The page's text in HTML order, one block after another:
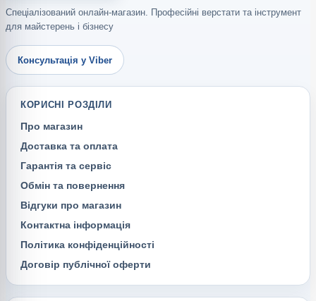
Спеціалізований онлайн-магазин. Професійні верстати та інструмент
для майстерень і бізнесу
Консультація у Viber
КОРИСНІ РОЗДІЛИ
Про магазин
Доставка та оплата
Гарантія та сервіс
Обмін та повернення
Відгуки про магазин
Контактна інформація
Політика конфіденційності
Договір публічної оферти